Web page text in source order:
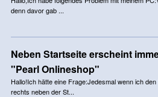
denn davor gab ...
Neben Startseite erscheint
"Pearl Onlineshop"
Hallo!Ich hätte eine Frage:Jedesmal wenn ich
rechts neben der St...